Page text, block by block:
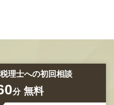
理士への初回相談
分 無料